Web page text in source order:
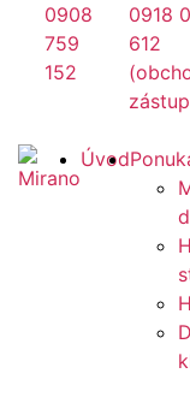
Preskočiť
obsah
0908
759
152
0918
612
Mirano
Úvod